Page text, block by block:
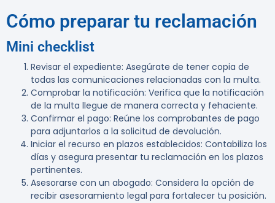
Cómo preparar tu reclamación
Mini checklist
Revisar el expediente: Asegúrate de tener copia de
todas las comunicaciones relacionadas con la multa.
Comprobar la notificación: Verifica que la notificación
de la multa llegue de manera correcta y fehaciente.
Confirmar el pago: Reúne los comprobantes de pago
para adjuntarlos a la solicitud de devolución.
Iniciar el recurso en plazos establecidos: Contabiliza los
días y asegura presentar tu reclamación en los plazos
pertinentes.
Asesorarse con un abogado: Considera la opción de
recibir asesoramiento legal para fortalecer tu posición.